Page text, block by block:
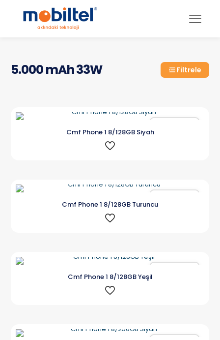
5.000 mAh 33W Filtrele
Cmf Phone 1 8/128GB Siyah
Cmf Phone 1 8/128GB Turuncu
Cmf Phone 1 8/128GB Yeşil